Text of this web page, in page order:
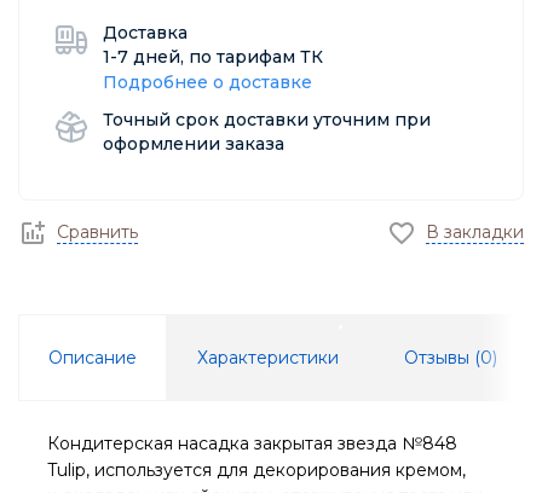
Доставка
1-7 дней, по тарифам ТК
Подробнее о доставке
Точный срок доставки уточним при
оформлении заказа
Сравнить В закладки
Описание Характеристики Отзывы (0)
Кондитерская насадка закрытая звезда №848
Tulip, используется для декорирования кремом,